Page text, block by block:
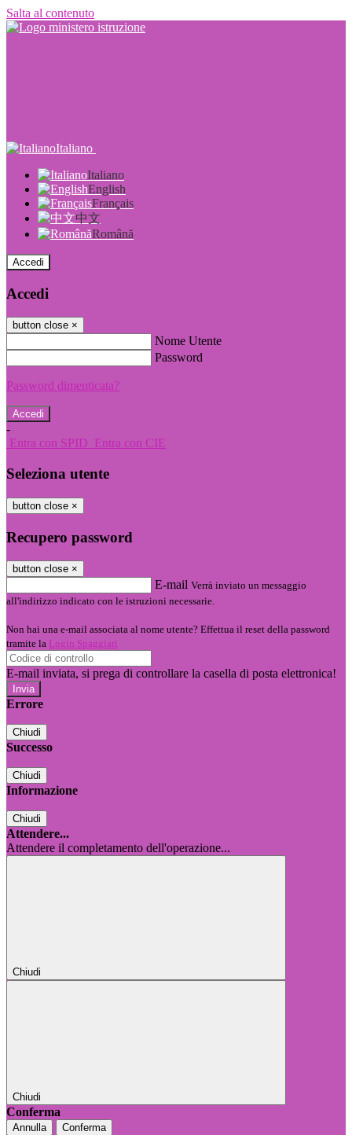
Salta al contenuto
Italiano
Italiano
English
Français
中文
Română
Accedi
Accedi
button close ×
Nome Utente
Password
Password dimenticata?
-
Entra con SPID Entra con CIE
Seleziona utente
button close ×
Recupero password
button close ×
E-mail Verrà inviato un messaggio
all'indirizzo indicato con le istruzioni necessarie.
Non hai una e-mail associata al nome utente? Effettua il reset della password
tramite la Login Spaggiari
E-mail inviata, si prega di controllare la casella di posta elettronica!
Errore
Chiudi
Successo
Chiudi
Informazione
Chiudi
Attendere...
Attendere il completamento dell'operazione...
Chiudi
Chiudi
Conferma
Annulla Conferma